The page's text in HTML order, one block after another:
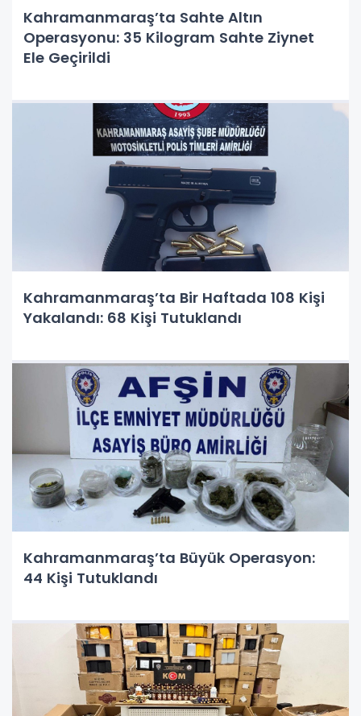
Kahramanmaraş’ta Sahte Altın
Operasyonu: 35 Kilogram Sahte Ziynet
Ele Geçirildi
Kahramanmaraş’ta Bir Haftada 108 Kişi
Yakalandı: 68 Kişi Tutuklandı
Kahramanmaraş’ta Büyük Operasyon:
44 Kişi Tutuklandı